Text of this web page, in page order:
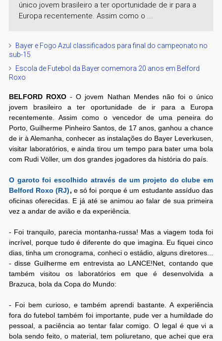
único jovem brasileiro a ter oportunidade de ir para a
Europa recentemente. Assim como o ...
Bayer e Fogo Azul classificados para final do campeonato no
sub-15
Escola de Futebol da Bayer comemora 20 anos em Belford
Roxo
BELFORD ROXO - O jovem Nathan Mendes não foi o único
jovem brasileiro a ter oportunidade de ir para a Europa
recentemente. Assim como o vencedor de uma peneira do
Porto, Guilherme Pinheiro Santos, de 17 anos, ganhou a chance
de ir à Alemanha, conhecer as instalações do Bayer Leverkusen,
visitar laboratórios, e ainda tirou um tempo para bater uma bola
com Rudi Völler, um dos grandes jogadores da história do país.
O garoto foi escolhido através de um projeto do clube em
Belford Roxo (RJ), e só foi porque é um estudante assíduo das
oficinas oferecidas. E já até se animou ao falar de sua primeira
vez a andar de avião e da experiência.
- Foi tranquilo, parecia montanha-russa! Mas a viagem toda foi
incrível, porque tudo é diferente do que imagina. Eu fiquei cinco
dias, tinha um cronograma, conheci o estádio, alguns diretores...
- disse Guilherme em entrevista ao LANCE!Net, contando que
também visitou os laboratórios em que é desenvolvida a
Brazuca, bola da Copa do Mundo:
- Foi bem curioso, e também aprendi bastante. A experiência
fora do futebol também foi importante, pude ver a humildade do
pessoal, a paciência ao tentar falar comigo. O legal é que vi a
bola sendo feito, o material, tem poliuretano, que achei que era